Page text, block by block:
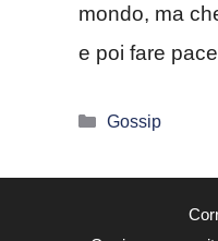
mondo, ma
e poi fare
Categorie
Gossip